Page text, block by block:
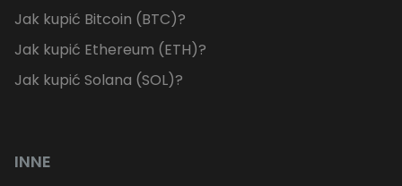
Jak kupić Bitcoin (BTC)?
Jak kupić Ethereum (ETH)?
Jak kupić Solana (SOL)?
INNE